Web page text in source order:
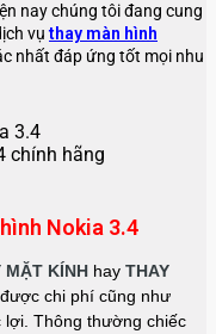
nay chúng tôi đang cung
vụthay màn hình
nhất đáp ứng tốt mọi nhu
chính hãng
Nokia 3.4
MẶT KÍNH hay THAY
chi phí cũng như
lợi. Thông thường chiếc